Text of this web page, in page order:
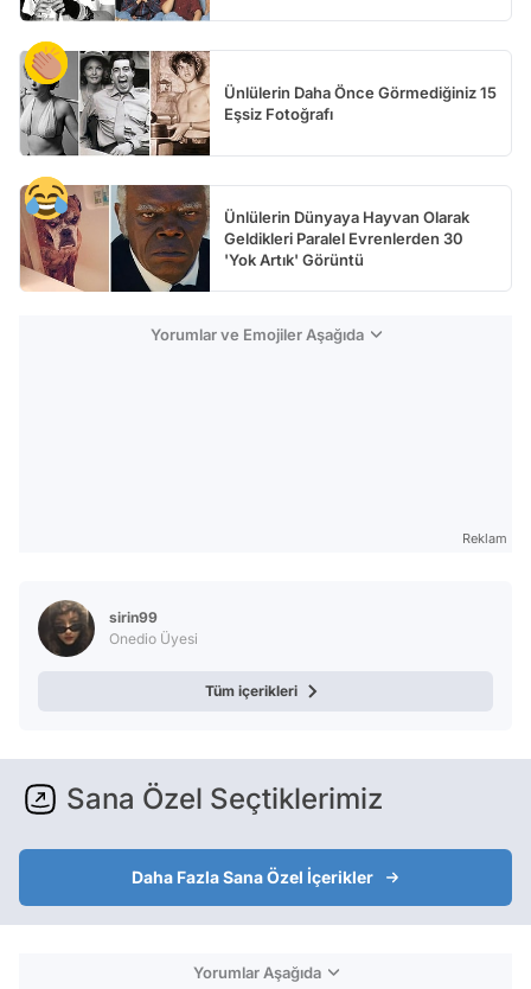
Ünlülerin Daha Önce Görmediğiniz 15
Eşsiz Fotoğrafı
Ünlülerin Dünyaya Hayvan Olarak
Geldikleri Paralel Evrenlerden 30
'Yok Artık' Görüntü
Yorumlar ve Emojiler Aşağıda
Reklam
sirin99
Onedio Üyesi
Tüm içerikleri
Sana Özel Seçtiklerimiz
Daha Fazla Sana Özel İçerikler
Yorumlar Aşağıda